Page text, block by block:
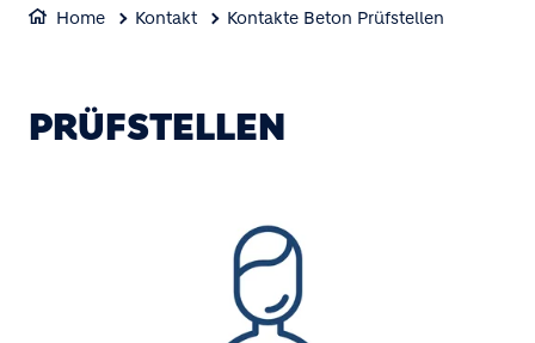
Home Kontakt Kontakte Beton Prüfstellen
PRÜFSTELLEN